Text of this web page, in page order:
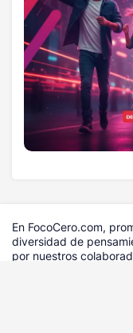
En FocoCero.com,
diversidad de
por nuestros